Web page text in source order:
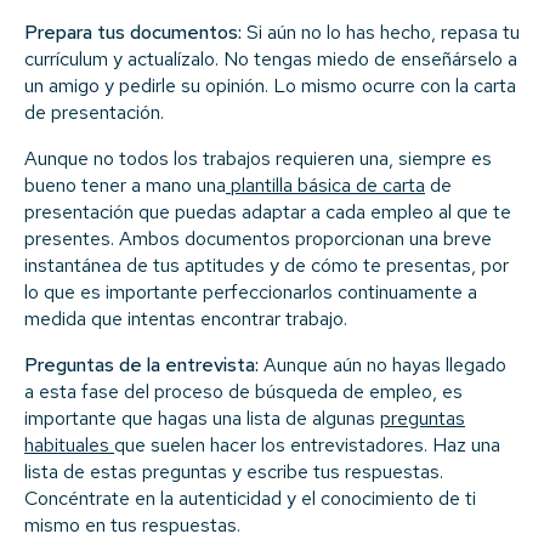
Prepara tus documentos: Si aún no lo has hecho, repasa tu
currículum y actualízalo. No tengas miedo de enseñárselo a
un amigo y pedirle su opinión. Lo mismo ocurre con la carta
de presentación.
Aunque no todos los trabajos requieren una, siempre es
bueno tener a mano una plantilla básica de carta de
presentación que puedas adaptar a cada empleo al que te
presentes. Ambos documentos proporcionan una breve
instantánea de tus aptitudes y de cómo te presentas, por
lo que es importante perfeccionarlos continuamente a
medida que intentas encontrar trabajo.
Preguntas de la entrevista: Aunque aún no hayas llegado
a esta fase del proceso de búsqueda de empleo, es
importante que hagas una lista de algunas preguntas
habituales que suelen hacer los entrevistadores. Haz una
lista de estas preguntas y escribe tus respuestas.
Concéntrate en la autenticidad y el conocimiento de ti
mismo en tus respuestas.